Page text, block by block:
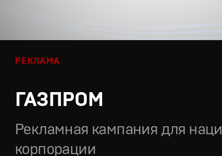
РЕКЛАМА
ГАЗПРОМ
Рекламная кампания для
корпорации